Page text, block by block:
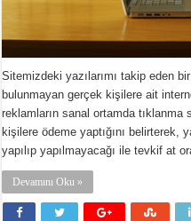
Sitemizdeki yazılarımı takip eden
bulunmayan gerçek kişilere ait
reklamların sanal ortamda
kişilere ödeme yaptığını belirterek,
yapılıp yapılmayacağı ile tevkif at
Devamını Oku »